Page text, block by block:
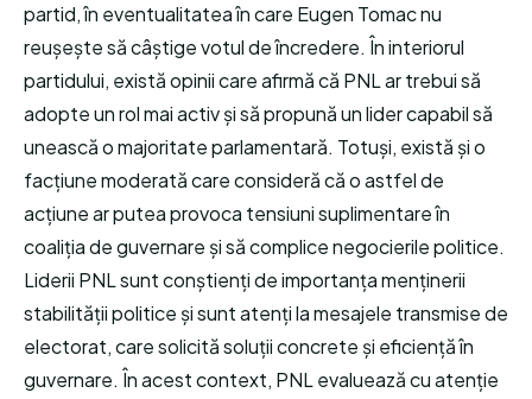
partid, în eventualitatea în care Eugen Tomac nu
reușește să câștige votul de încredere. În interiorul
partidului, există opinii care afirmă că PNL ar trebui să
adopte un rol mai activ și să propună un lider capabil să
unească o majoritate parlamentară. Totuși, există și o
facțiune moderată care consideră că o astfel de
acțiune ar putea provoca tensiuni suplimentare în
coaliția de guvernare și să complice negocierile politice.
Liderii PNL sunt conștienți de importanța menținerii
stabilității politice și sunt atenți la mesajele transmise de
electorat, care solicită soluții concrete și eficiență în
guvernare. În acest context, PNL evaluează cu atenție